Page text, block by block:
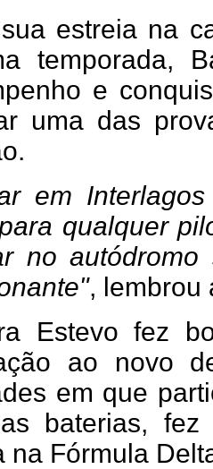
estreia na
temporada,
e
uma das
em
qualquer
no
, lembrou
Estevo fez
ao novo
em que
baterias,
na Fórmula